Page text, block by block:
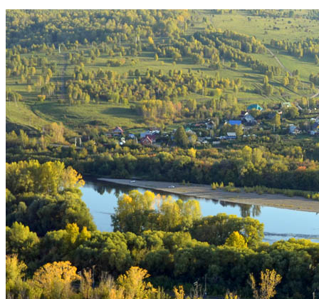
площадка
с
видом
на
Кондому